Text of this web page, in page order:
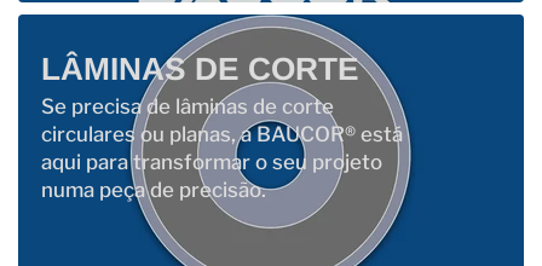
LÂMINAS DE CORTE
Se precisa de lâminas de corte
circulares ou planas, a BAUCOR® está
aqui para transformar o seu projeto
numa peça de precisão.